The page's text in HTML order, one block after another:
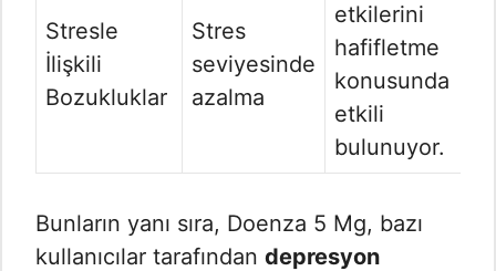
Stresle
İlişkili
Bozukluklar
Stres
seviyesinde
azalma
etkilerini
hafifletme
konusunda
etkili
bulunuyor.
Bunların yanı sıra, Doenza 5 Mg, bazı
kullanıcılar tarafından depresyon